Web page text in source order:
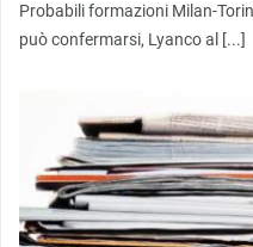
Probabili formazioni Milan-
può confermarsi, Lyanco al [...]